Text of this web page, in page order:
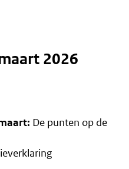
2026
De punten op de